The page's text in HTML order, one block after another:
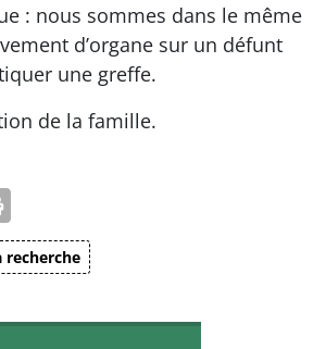
: nous sommes dans le même
d’organe sur un défunt
une greffe.
de la famille.
recherche